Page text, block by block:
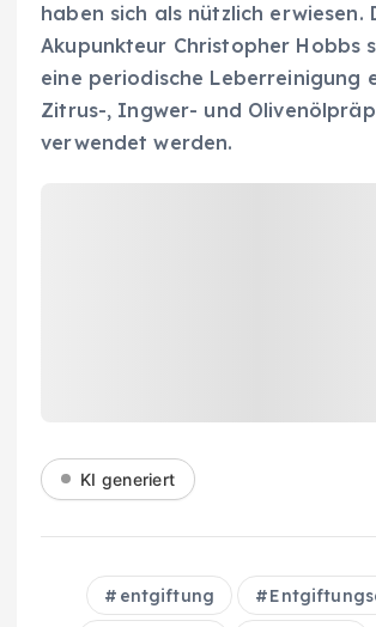
haben sich als nützlich erwiesen.
Akupunkteur Christopher Hobbs
eine periodische Leberreinigung
Zitrus-, Ingwer- und
verwendet werden.
KI generiert
entgiftung